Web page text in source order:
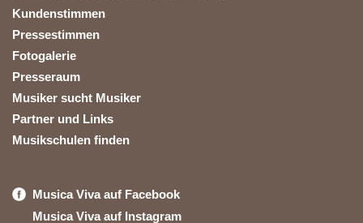
Kundenstimmen
Pressestimmen
Fotogalerie
Presseraum
Musiker sucht Musiker
Partner und Links
Musikschulen finden
Musica Viva auf Facebook
Musica Viva auf Instagram